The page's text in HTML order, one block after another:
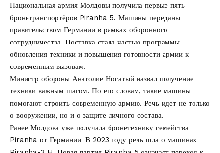
Национальная армия Молдовы получила первые пять
бронетранспортёров Piranha 5. Машины переданы
правительством Германии в рамках оборонного
сотрудничества. Поставка стала частью программы
обновления техники и повышения готовности армии к
современным вызовам.
Министр обороны Анатолие Носатый назвал получение
техники важным шагом. По его словам, такие машины
помогают строить современную армию. Речь идет не только
о вооружении, но и о защите личного состава.
Ранее Молдова уже получала бронетехнику семейства
Piranha от Германии. В 2023 году речь шла о машинах